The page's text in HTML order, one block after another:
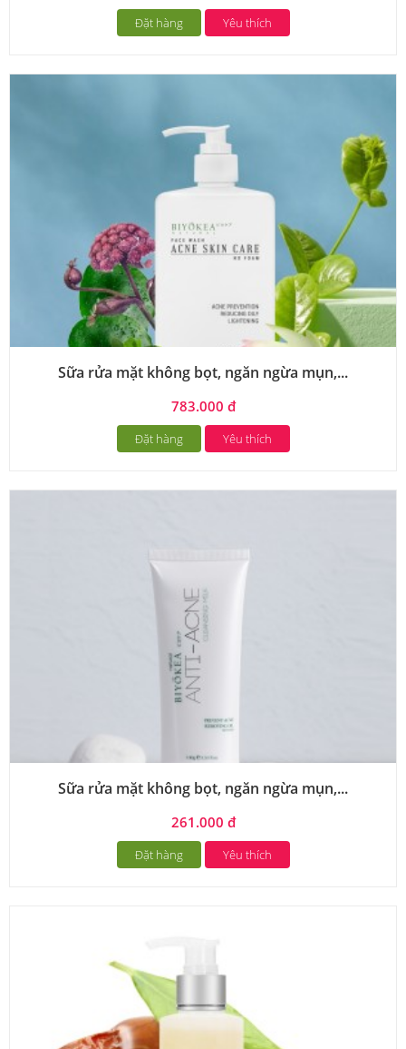
Đặt hàng Yêu thích
Sữa rửa mặt không bọt, ngăn ngừa mụn,...
783.000 đ
Đặt hàng Yêu thích
Sữa rửa mặt không bọt, ngăn ngừa mụn,...
261.000 đ
Đặt hàng Yêu thích